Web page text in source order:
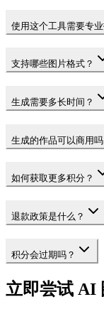
使用这个工具需要专
支持哪些图片格式？
生成需要多长时间？
生成的作品可以商用吗
如何获取更多积分？
退款政策是什么？
积分会过期吗？
立即尝试 AI